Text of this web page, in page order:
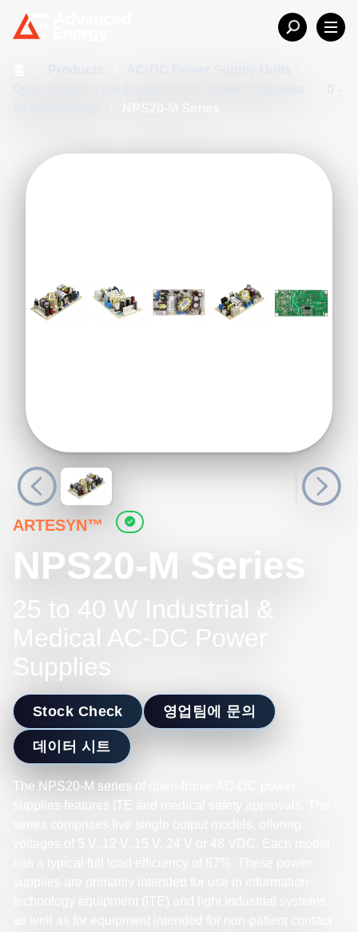
ARTESYN™
NPS20-M Series
25 to 40 W Industrial &
Medical AC-DC Power
Supplies
Stock Check 영업팀에 문의
데이터 시트
The NPS20-M series of open-frame AC-DC power
supplies features ITE and medical safety approvals. The